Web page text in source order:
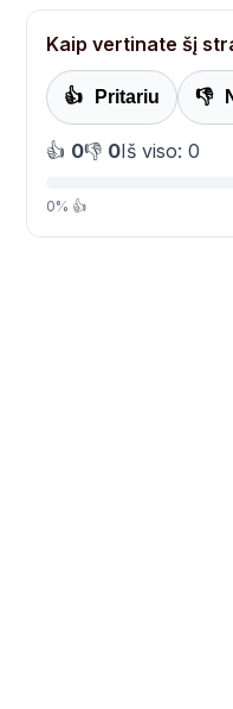
Kaip vertinate šį
👍 Pritariu 👎
👍 0👎 0Iš viso: 0
0% 👍